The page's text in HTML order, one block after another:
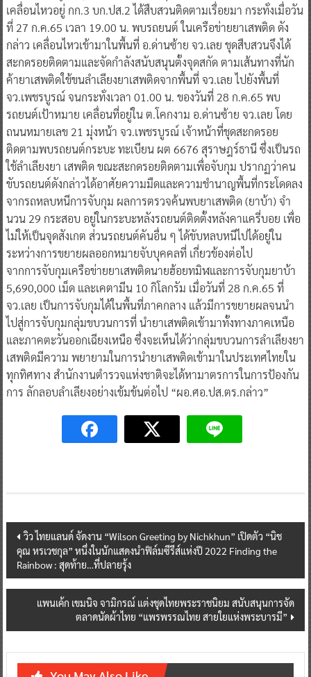
กล่าว เคลื่อนไหวเข้ามาในพื้นที่ อ.ด่านซ้าย จว.เลย ชุดสืบสวนจึงได้
สะกดรอยติดตามและจัดกําลังสนับสนุนตั้งจุดสกัด ตามเส้นทางที่นัก
ค้ายาเสพติดใช้ขนลําเลียงยาเสพติดจากพื้นที่ จว.เลย ไปยังพื้นที่
จว.เพชรบูรณ์ จนกระทั่งเวลา 01.00 น. ของวันที่ 28 ก.ค.65 พบ
รถยนต์เป้าหมาย เคลื่อนที่อยู่ใน ต.โคกงาม อ.ด่านซ้าย จว.เลย โดย
ถนนหมายเลข 21 มุ่งหน้า จว.เพชรบูรณ์ เจ้าหน้าที่ชุดสะกดรอย
ติดตามพบรถยนต์กระบะ ทะเบียน ผต 6676 สุราษฎร์ธานี ซึ่งเป็นรถ
ใช้ลําเลียงยา เสพติด ขณะสะกดรอยติดตามเพื่อจับกุม ปรากฏว่าคน
ขับรถยนต์ดังกล่าวได้อาศัยความมืดและความชํานาญพื้นที่กระโดดลง
จากรถหลบหนีการจับกุม ผลการตรวจค้นพบยาเสพติด (ยาบ้า) จํา
นวน 29 กระสอบ อยู่ในกระบะหลังรถยนต์ติดตั้งหลังคาแครี่บอย เพื่อ
ไม่ให้เป็นจุดสังเกต ส่วนรถยนต์คันอื่น ๆ ได้ขับหลบหนีไปได้อยู่ใน
ระหว่างการขยายผลออกหมายจับบุคคลที่ เกี่ยวข้องต่อไป
จากการจับกุมเครือข่ายยาเสพติดนายฮ้อยทมิฬและการจับกุมยาบ้า
5,690,000 เม็ด และเคตามีน 10 กิโลกรัม เมื่อวันที่ 28 ก.ค.65 ที่
จว.เลย เป็นการจับกุมได้ในพื้นที่ภาคกลาง แล้วมีการขยายผลจนนํา
ไปสู่การจับกุมกลุ่มขบวนการที่ นํายาเสพติดเข้ามาทั้งทางภาคเหนือ
และภาคตะวันออกเฉียงเหนือ ซึ่งจะเห็นได้ว่ากลุ่มขบวนการลําเลียงยา
เสพติดมีความ พยายามในการนํายาเสพติดเข้ามาในประเทศไทยใน
ทุกทิศทาง สำนักงานตำรวจแห่งชาติจะได้หามาตรการในการป้องกัน
การ ลักลอบลําเลียงอย่างเข้มข้นต่อไป “ผอ.ศอ.ปส.ตร.กล่าว”
navigation
คุณ หรเวชกุล” หนึ่งในนักแสดงนำฟิล์มซีรีส์แห่งปี 2022 Finding the
Rainbow : สุดท้าย…ที่ปลายรุ้ง
แพนเค้ก เขมนิจ จามิกรณ์ แต่งชุดไทยพระราชนิยม สนับสนุนการจัด
ตลาดนัดผ้าไทย “แพรพรรณไทย สายใยแห่งพระบารมี”